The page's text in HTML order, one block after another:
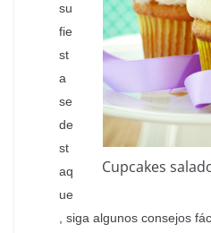
Cupcakes
su
fie
st
a
se
de
st
aq
ue
, siga algunos consejos